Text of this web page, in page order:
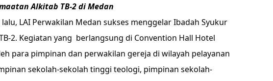
Alkitab TB-2 di Medan
LAI Perwakilan Medan sukses menggelar Ibadah Syukur
2. Kegiatan yang berlangsung di Convention Hall Hotel
para pimpinan dan perwakilan gereja di wilayah pelayanan
sekolah-sekolah tinggi teologi, pimpinan sekolah-